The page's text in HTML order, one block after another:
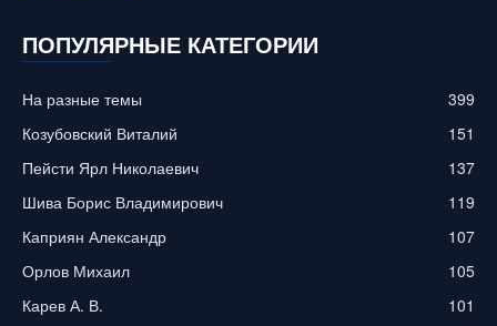
ПОПУЛЯРНЫЕ КАТЕГОРИИ
На разные темы
399
Козубовский Виталий
151
Пейсти Ярл Николаевич
137
Шива Борис Владимирович
119
Каприян Александр
107
Орлов Михаил
105
Карев А. В.
101